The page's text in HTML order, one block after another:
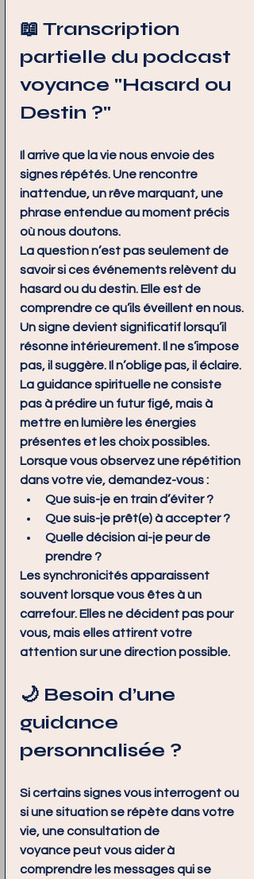
📖 Transcription
partielle du podcast
voyance "Hasard ou
Destin ?"
Il arrive que la vie nous envoie des
signes répétés. Une rencontre
inattendue, un rêve marquant, une
phrase entendue au moment précis
où nous doutons.
La question n’est pas seulement de
savoir si ces événements relèvent du
hasard ou du destin. Elle est de
comprendre ce qu’ils éveillent en nous.
Un signe devient significatif lorsqu’il
résonne intérieurement. Il ne s’impose
pas, il suggère. Il n’oblige pas, il éclaire.
La guidance spirituelle ne consiste
pas à prédire un futur figé, mais à
mettre en lumière les énergies
présentes et les choix possibles.
Lorsque vous observez une répétition
dans votre vie, demandez-vous :
Que suis-je en train d’éviter ?
Que suis-je prêt(e) à accepter ?
Quelle décision ai-je peur de
prendre ?
Les synchronicités apparaissent
souvent lorsque vous êtes à un
carrefour. Elles ne décident pas pour
vous, mais elles attirent votre
attention sur une direction possible.
🌙 Besoin d’une
guidance
personnalisée ?
Si certains signes vous interrogent ou
si une situation se répète dans votre
vie, une consultation de
voyance peut vous aider à
comprendre les messages qui se